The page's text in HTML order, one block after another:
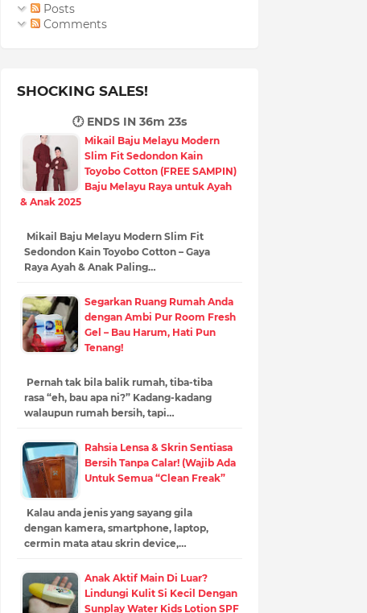
Posts
Comments
SHOCKING SALES!
🕐 ENDS IN 36m 22s
Mikail Baju Melayu Modern
Slim Fit Sedondon Kain
Toyobo Cotton (FREE SAMPIN)
Baju Melayu Raya untuk Ayah
& Anak 2025
Mikail Baju Melayu Modern Slim Fit
Sedondon Kain Toyobo Cotton – Gaya
Raya Ayah & Anak Paling…
Segarkan Ruang Rumah Anda
dengan Ambi Pur Room Fresh
Gel – Bau Harum, Hati Pun
Tenang!
Pernah tak bila balik rumah, tiba-tiba
rasa “eh, bau apa ni?” Kadang-kadang
walaupun rumah bersih, tapi…
Rahsia Lensa & Skrin Sentiasa
Bersih Tanpa Calar! (Wajib Ada
Untuk Semua “Clean Freak”
Kalau anda jenis yang sayang gila
dengan kamera, smartphone, laptop,
cermin mata atau skrin device,…
Anak Aktif Main Di Luar?
Lindungi Kulit Si Kecil Dengan
Sunplay Water Kids Lotion SPF